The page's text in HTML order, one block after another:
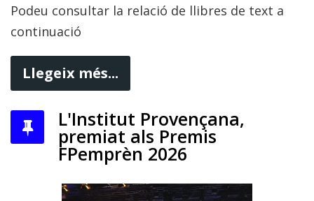
Podeu consultar la relació de llibres de text a
continuació
Llegeix més...
L'Institut Provençana,
premiat als Premis
FPemprèn 2026